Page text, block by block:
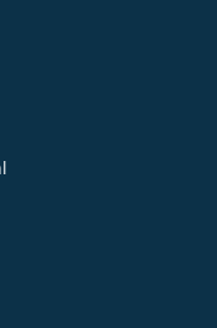
Quadraad